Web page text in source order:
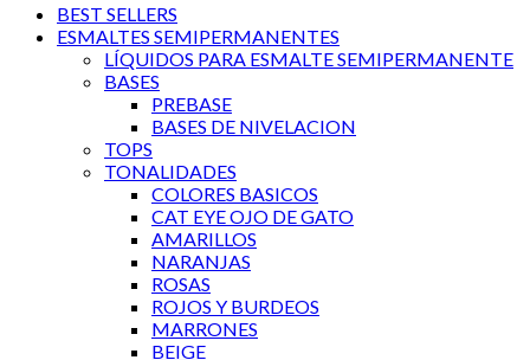
BEST SELLERS
ESMALTES SEMIPERMANENTES
LÍQUIDOS PARA ESMALTE SEMIPERMANENTE
BASES
PREBASE
BASES DE NIVELACION
TOPS
TONALIDADES
COLORES BASICOS
CAT EYE OJO DE GATO
AMARILLOS
NARANJAS
ROSAS
ROJOS Y BURDEOS
MARRONES
BEIGE